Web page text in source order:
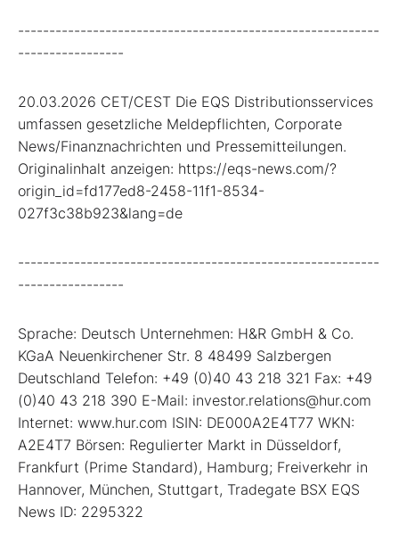
----------------------------------------------------------
-----------------
20.03.2026 CET/CEST Die EQS Distributionsservices
umfassen gesetzliche Meldepflichten, Corporate
News/Finanznachrichten und Pressemitteilungen.
Originalinhalt anzeigen: https://eqs-news.com/?
origin_id=fd177ed8-2458-11f1-8534-
027f3c38b923&lang=de
----------------------------------------------------------
-----------------
Sprache: Deutsch Unternehmen: H&R GmbH & Co.
KGaA Neuenkirchener Str. 8 48499 Salzbergen
Deutschland Telefon: +49 (0)40 43 218 321 Fax: +49
(0)40 43 218 390 E-Mail: investor.relations@hur.com
Internet: www.hur.com ISIN: DE000A2E4T77 WKN:
A2E4T7 Börsen: Regulierter Markt in Düsseldorf,
Frankfurt (Prime Standard), Hamburg; Freiverkehr in
Hannover, München, Stuttgart, Tradegate BSX EQS
News ID: 2295322